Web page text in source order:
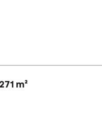
m²
(route de Thann)